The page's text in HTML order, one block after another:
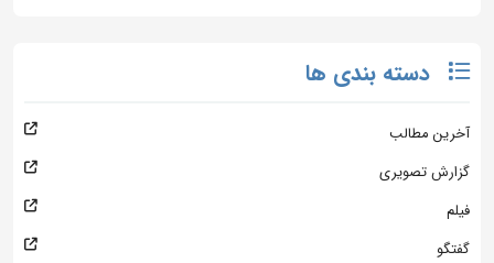
دسته بندی ها
آخرین مطالب
گزارش تصویری
فیلم
گفتگو